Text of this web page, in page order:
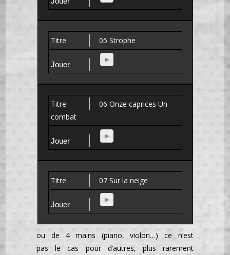
05 Strophe
06 Onze caprices Un
combat
07 Sur la neige
ou de 4 mains (piano, violon…) ce n’est
pas le cas pour d’autres, plus rarement